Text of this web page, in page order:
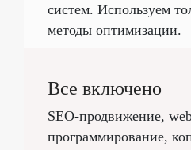
систем. Используем
методы оптимизации.
Все включено
SEO-продвижение,
программирование,